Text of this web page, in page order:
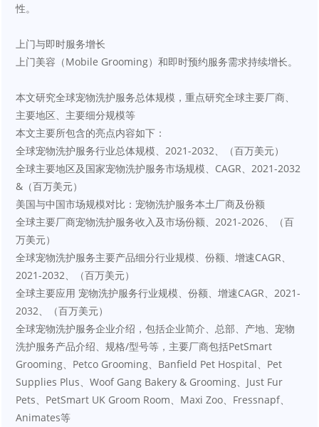
性。
上门与即时服务增长
上门美容（Mobile Grooming）和即时预约服务需求持续增长。
本文研究全球宠物洗护服务总体规模，重点研究全球主要厂商、
主要地区、主要细分规模等
本文主要所包含的亮点内容如下：
全球宠物洗护服务行业总体规模、2021-2032、（百万美元）
全球主要地区及国家宠物洗护服务市场规模、CAGR、2021-2032
&（百万美元）
美国与中国市场规模对比：宠物洗护服务本土厂商及份额
全球主要厂商宠物洗护服务收入及市场份额、2021-2026、（百
万美元）
全球宠物洗护服务主要产品细分行业规模、份额、增速CAGR、
2021-2032、（百万美元）
全球主要应用 宠物洗护服务行业规模、份额、增速CAGR、2021-
2032、（百万美元）
全球宠物洗护服务企业介绍，包括企业简介、总部、产地、宠物
洗护服务产品介绍、规格/型号等，主要厂商包括PetSmart
Grooming、Petco Grooming、Banfield Pet Hospital、Pet
Supplies Plus、Woof Gang Bakery & Grooming、Just Fur
Pets、PetSmart UK Groom Room、Maxi Zoo、Fressnapf、
Animates等